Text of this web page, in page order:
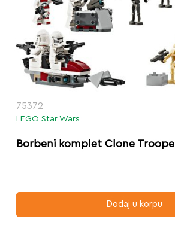
75372
LEGO Star Wars
Borbeni komplet Clone
Dodaj u korpu